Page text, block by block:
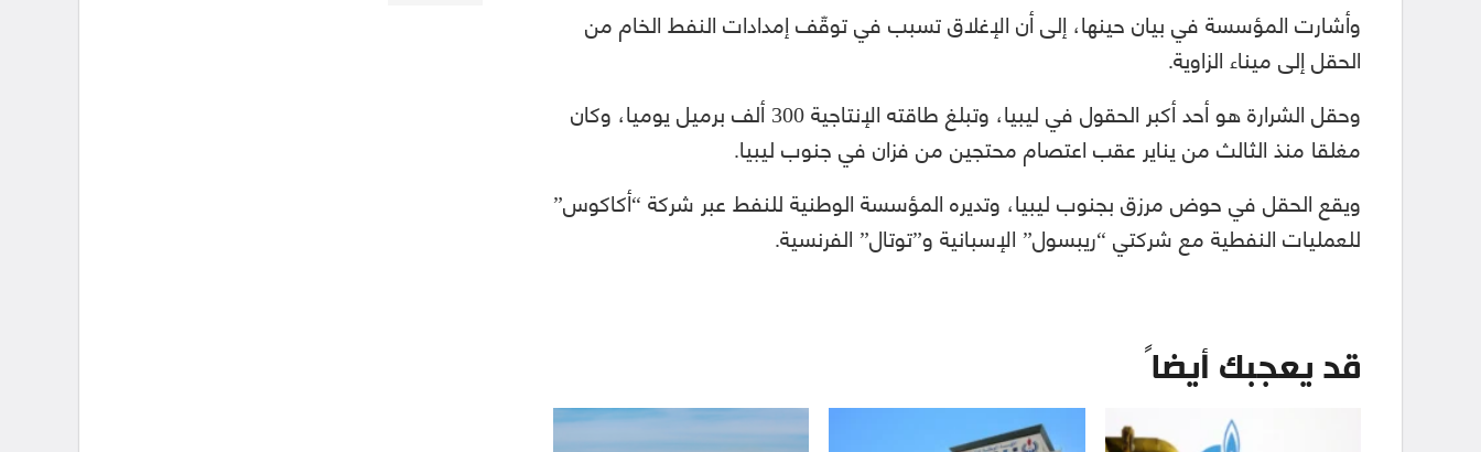
وأشارت المؤسسة في بيان حينها، إلى أن الإغلاق تسبب في توقّف إمدادات النفط الخام من
الحقل إلى ميناء الزاوية.
وحقل الشرارة هو أحد أكبر الحقول في ليبيا، وتبلغ طاقته الإنتاجية 300 ألف برميل يوميا، وكان
مغلقا منذ الثالث من يناير عقب اعتصام محتجين من فزان في جنوب ليبيا.
ويقع الحقل في حوض مرزق بجنوب ليبيا، وتديره المؤسسة الوطنية للنفط عبر شركة “أكاكوس”
للعمليات النفطية مع شركتي “ريبسول” الإسبانية و”توتال” الفرنسية.
قد يعجبك أيضاً